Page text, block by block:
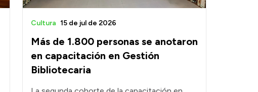
Más de 1.800 personas se anotaron
en capacitación en Gestión
Bibliotecaria
Cultura 15 de jul de 2026